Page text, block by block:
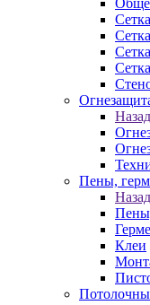
Назад
Пены,
Назад
Клеи